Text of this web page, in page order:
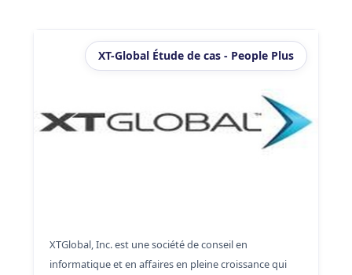
XT-Global Étude de cas - People Plus
XTGlobal, Inc. est une société de conseil en
informatique et en affaires en pleine croissance qui